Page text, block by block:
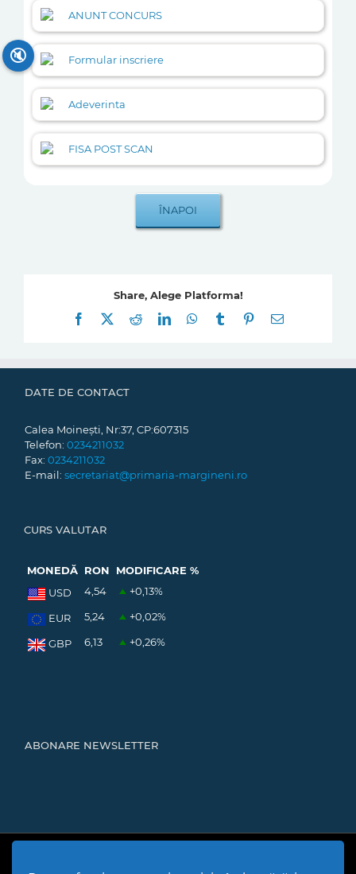
ANUNT CONCURS
Formular inscriere
Adeverinta
FISA POST SCAN
Share, Alege Platforma!
Facebook
RedditLinkedInWhatsApp
Tumblr Pinterest
E-
DATE DE CONTACT
Calea Moinești, Nr:37, CP:607315
Telefon: 0234211032
Fax: 0234211032
E-mail: secretariat@primaria-margineni.ro
CURS VALUTAR
MONEDĂ RON
MODIFICARE %
USD
4,54 +0,13%
EUR 5,24 +0,02%
GBP 6,13 +0,26%
ABONARE NEWSLETTER
🔇